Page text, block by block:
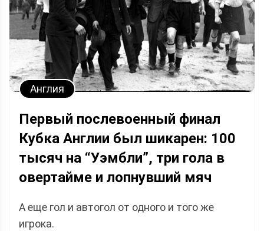
Англия
Первый послевоенный финал
Кубка Англии был шикарен: 100
тысяч на “Уэмбли”, три гола в
овертайме и лопнувший мяч
А еще гол и автогол от одного и того же
игрока.